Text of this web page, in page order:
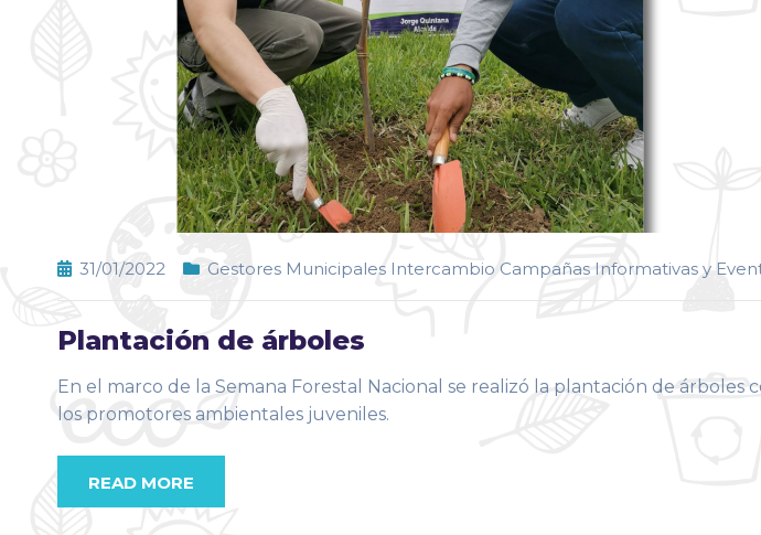
31/01/2022 Gestores Municipales Intercambio Campañas Informativas y
Plantación de árboles
En el marco de la Semana Forestal Nacional se realizó la plantación de árboles
los promotores ambientales juveniles.
READ MORE